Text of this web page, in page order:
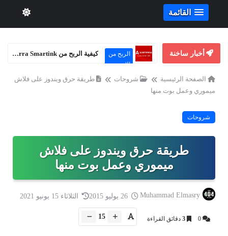
القائمة
أخبار ساخنة
الربح من
الإنترنت
كيفية الربح من Adsterra Smartink حتى بدون موقع إلكتروني
الصفحة الرئيسية شروحات
طريقة حرق ويندوز على فلاش
ميموري وعمل بوت منها
شروحات
طريقة حرق ويندوز على فلاش
ميموري وعمل بوت منها
Muhammad Elmasry الثلاثاء 15 يونيو 2021
0
3 دقائق القراءة 15